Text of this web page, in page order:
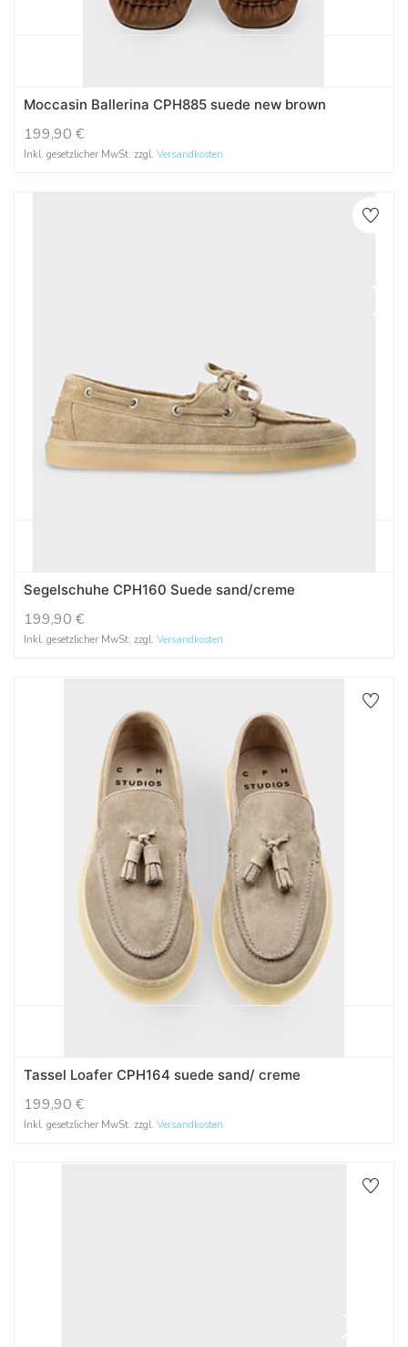
Moccasin Ballerina CPH885 suede new brown
199,90 €
Inkl. gesetzlicher MwSt. zzgl. Versandkosten
Segelschuhe CPH160 Suede sand/creme
199,90 €
Inkl. gesetzlicher MwSt. zzgl. Versandkosten
Tassel Loafer CPH164 suede sand/ creme
199,90 €
Inkl. gesetzlicher MwSt. zzgl. Versandkosten